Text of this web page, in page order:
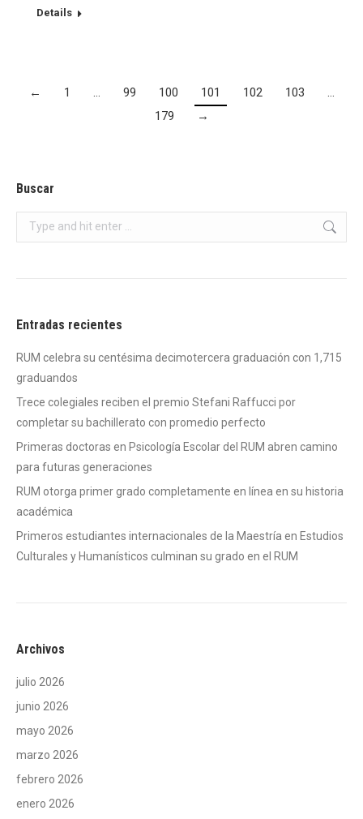
Details
← 1 … 99 100 101 102 103
…
179
→
Buscar
Search:
Entradas recientes
RUM celebra su centésima decimotercera graduación con 1,715
graduandos
Trece colegiales reciben el premio Stefani Raffucci por
completar su bachillerato con promedio perfecto
Primeras doctoras en Psicología Escolar del RUM abren camino
para futuras generaciones
RUM otorga primer grado completamente en línea en su historia
académica
Primeros estudiantes internacionales de la Maestría en Estudios
Culturales y Humanísticos culminan su grado en el RUM
Archivos
julio 2026
junio 2026
mayo 2026
marzo 2026
febrero 2026
enero 2026